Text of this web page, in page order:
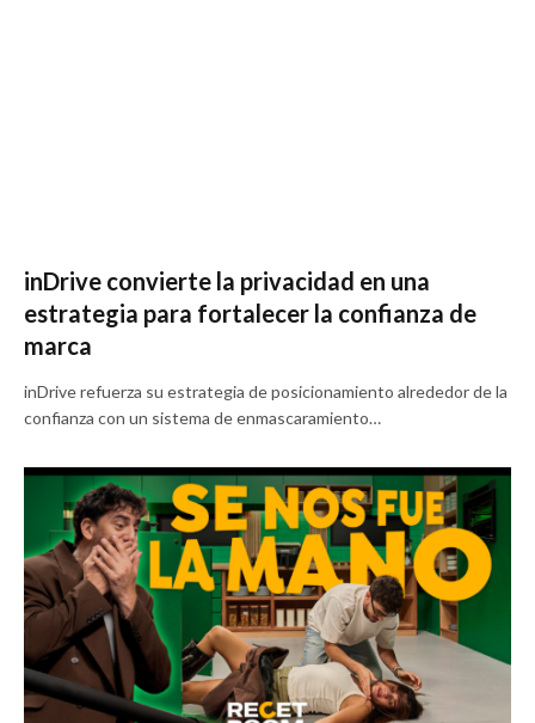
inDrive convierte la privacidad en una
estrategia para fortalecer la confianza de
marca
inDrive refuerza su estrategia de posicionamiento alrededor de la
confianza con un sistema de enmascaramiento…